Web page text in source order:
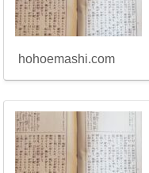
hohoemashi.com